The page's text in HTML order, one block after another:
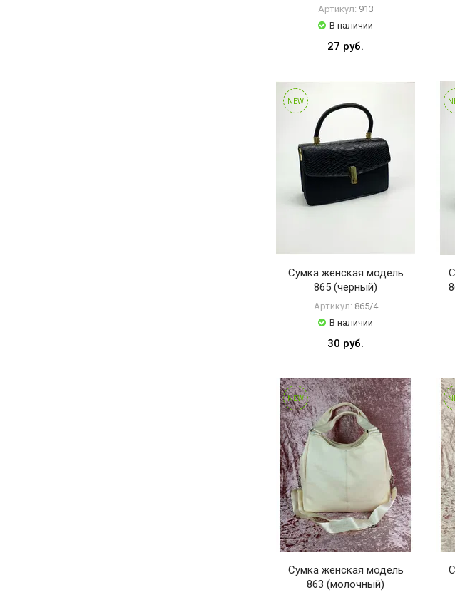
Артикул: 913
В наличии
27 руб.
NEW
Сумка женская модель
865 (черный)
Артикул: 865/4
В наличии
30 руб.
NEW
Сумка женская модель
863 (молочный)